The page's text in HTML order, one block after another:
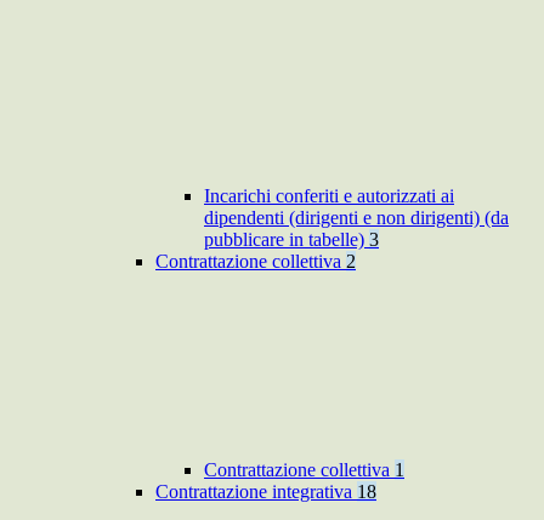
Incarichi conferiti e autorizzati ai
dipendenti (dirigenti e non dirigenti) (da
pubblicare in tabelle) 3
Contrattazione collettiva 2
Contrattazione collettiva 1
Contrattazione integrativa 18